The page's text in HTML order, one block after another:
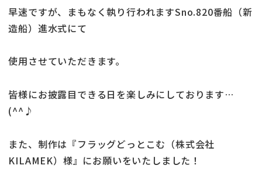
早速ですが、まもなく執り行われますSno.820番船（新
造船）進水式にて
使用させていただきます。
皆様にお披露目できる日を楽しみにしております…
(^^♪
また、制作は『フラッグどっとこむ（株式会社
KILAMEK）様』にお願いをいたしました！